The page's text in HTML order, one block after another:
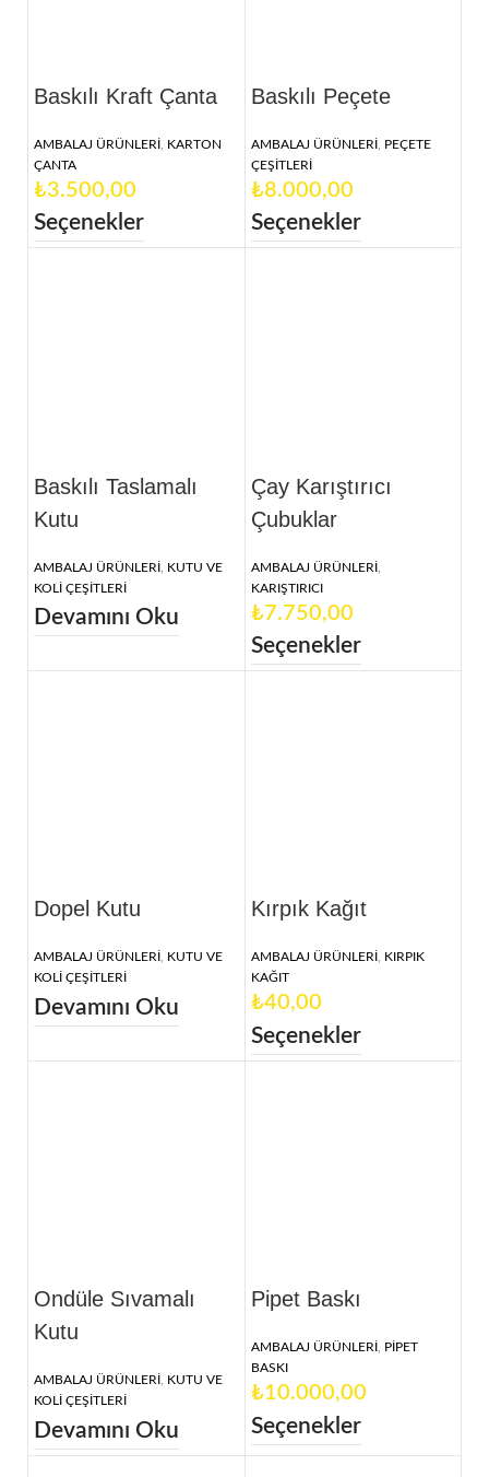
Baskılı Kraft Çanta
AMBALAJ ÜRÜNLERİ KARTON
ÇANTA
₺
Seçenekler
Baskılı Peçete
AMBALAJ ÜRÜNLERİ, PEÇETE
ÇEŞİTLERİ
₺
Seçenekler
Baskılı Taslamalı
Kutu
AMBALAJ ÜRÜNLERİ KUTU VE
KOLİ ÇEŞİTLERİ
Devamını Oku
Çay Karıştırıcı
Çubuklar
AMBALAJ ÜRÜNLERİ,
KARIŞTIRICI
₺
Seçenekler
Dopel Kutu
AMBALAJ ÜRÜNLERİ , KUTU VE
KOLİ ÇEŞİTLERİ
Devamını Oku
Kırpık Kağıt
AMBALAJ ÜRÜNLERİ , KIRPIK
KAĞIT
₺
Seçenekler
Ondüle Sıvamalı
Kutu
AMBALAJ ÜRÜNLERİ
KUTU VE
KOLİ ÇEŞİTLERİ
Devamını Oku
Pipet Baskı
AMBALAJ ÜRÜNLERİ
PİPET
BASKI
₺
Seçenekler